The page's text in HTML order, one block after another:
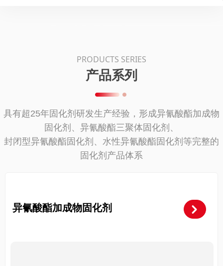
PRODUCTS SERIES
产品系列
异氰酸酯加成物固化剂 낑
具有超25年固化剂研发生产经验，形成异氰酸酯加成物
固化剂、异氰酸酯三聚体固化剂、
封闭型异氰酸酯固化剂、水性异氰酸酯固化剂等完整的
固化剂产品体系